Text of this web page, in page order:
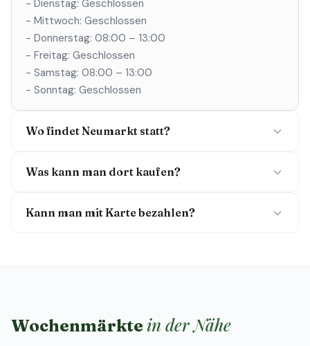
- Dienstag: Geschlossen
- Mittwoch: Geschlossen
- Donnerstag: 08:00 – 13:00
- Freitag: Geschlossen
- Samstag: 08:00 – 13:00
- Sonntag: Geschlossen
Wo findet Neumarkt statt?
Was kann man dort kaufen?
Kann man mit Karte bezahlen?
Wochenmärkte in der Nähe